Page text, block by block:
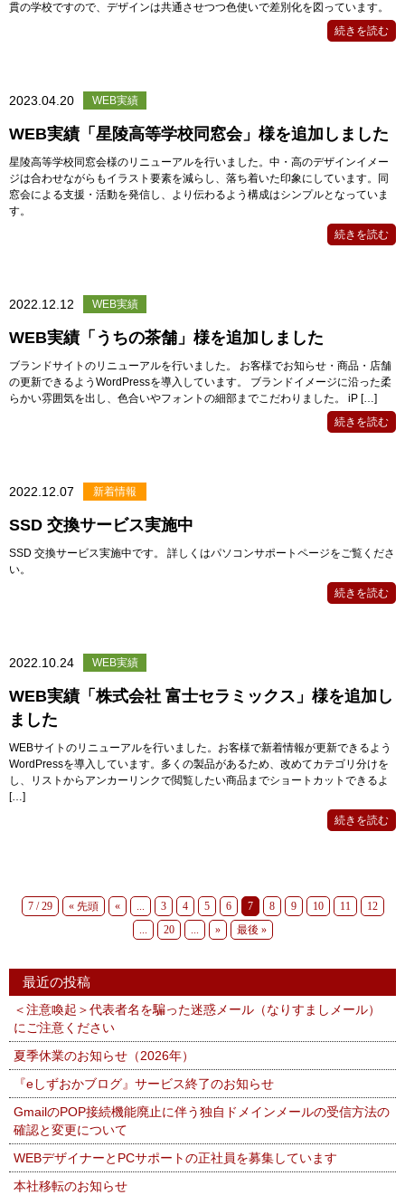
貫の学校ですので、デザインは共通させつつ色使いで差別化を図っています。
続きを読む
2023.04.20 WEB実績
WEB実績「星陵高等学校同窓会」様を追加しました
星陵高等学校同窓会様のリニューアルを行いました。中・高のデザインイメー
ジは合わせながらもイラスト要素を減らし、落ち着いた印象にしています。同
窓会による支援・活動を発信し、より伝わるよう構成はシンプルとなっていま
す。
続きを読む
2022.12.12 WEB実績
WEB実績「うちの茶舗」様を追加しました
ブランドサイトのリニューアルを行いました。 お客様でお知らせ・商品・店舗
の更新できるようWordPressを導入しています。 ブランドイメージに沿った柔
らかい雰囲気を出し、色合いやフォントの細部までこだわりました。 iP […]
続きを読む
2022.12.07 新着情報
SSD 交換サービス実施中
SSD 交換サービス実施中です。 詳しくはパソコンサポートページをご覧くださ
い。
続きを読む
2022.10.24 WEB実績
WEB実績「株式会社 富士セラミックス」様を追加し
ました
WEBサイトのリニューアルを行いました。お客様で新着情報が更新できるよう
WordPressを導入しています。多くの製品があるため、改めてカテゴリ分けを
し、リストからアンカーリンクで閲覧したい商品までショートカットできるよ
[…]
続きを読む
7 / 29 « 先頭 « ... 3 4 5 6 7 8 9 10 11
12
...
20 ... » 最後 »
最近の投稿
＜注意喚起＞代表者名を騙った迷惑メール（なりすましメール）
にご注意ください
夏季休業のお知らせ（2026年）
『eしずおかブログ』サービス終了のお知らせ
GmailのPOP接続機能廃止に伴う独自ドメインメールの受信方法の
確認と変更について
WEBデザイナーとPCサポートの正社員を募集しています
本社移転のお知らせ